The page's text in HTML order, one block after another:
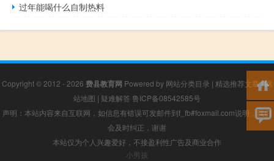
过年能喝什么自制热料
Copyright © 2012 - 2026 费县教育网 Powered by 网站分类目录 | 精选推荐文章|网
站地图 | 疑难解答 鲁ICP备08542585号
声明：本站内容来自互联网，如信息有错误可发邮件到f_fb#foxmail.com说明，我们
会及时纠正，谢谢
本站仅为个人兴趣爱好，不接盈利性广告及商业合作
小男孩